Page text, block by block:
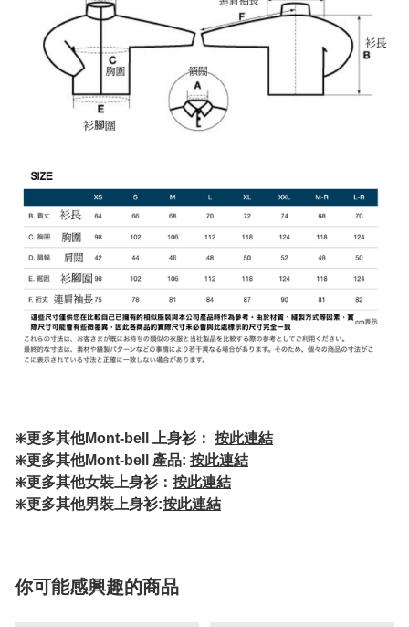
❇️更多其他Mont-bell 上身衫： 按此連結
❇️更多其他Mont-bell 產品: 按此連結
❇️更多其他女裝上身衫： 按此連結
❇️更多其他男裝上身衫:按此連結
你可能感興趣的商品